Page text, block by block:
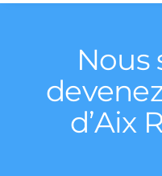
Nous
d’Aix